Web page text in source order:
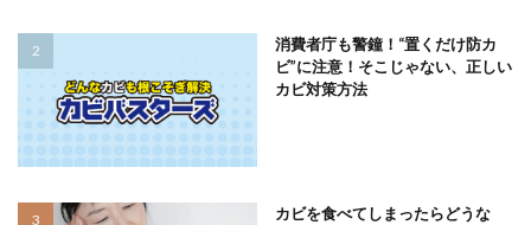
消費者庁も警鐘！“置くだけ防カ
ビ”に注意！そこじゃない、正しい
カビ対策方法
カビを食べてしまったらどうな